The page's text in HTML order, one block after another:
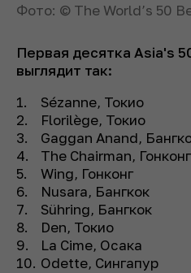
Фото: © The World’s 50
Первая десятка Asia's
выглядит так:
Sézanne, Токио
Florilège, Токио
Gaggan Anand,
The Chairman, Гонконг
Wing, Гонконг
Nusara, Бангкок
Sühring, Бангкок
Den, Токио
La Cime, Осака
Odette, Сингапур